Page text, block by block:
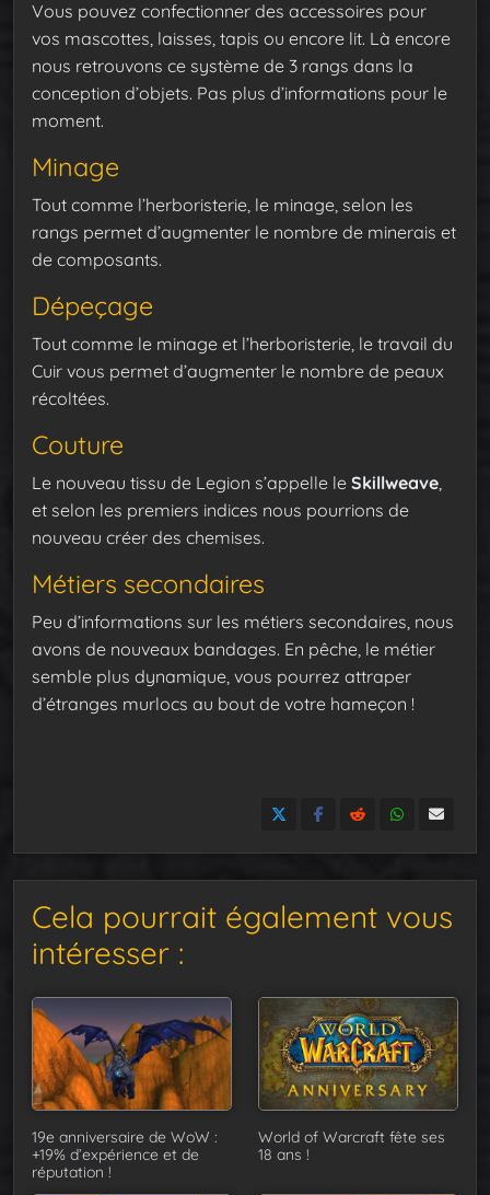
Vous pouvez confectionner des accessoires pour
vos mascottes, laisses, tapis ou encore lit. Là encore
nous retrouvons ce système de 3 rangs dans la
conception d’objets. Pas plus d’informations pour le
moment.
Minage
Tout comme l’herboristerie, le minage, selon les
rangs permet d’augmenter le nombre de minerais et
de composants.
Dépeçage
Tout comme le minage et l’herboristerie, le travail du
Cuir vous permet d’augmenter le nombre de peaux
récoltées.
Couture
Le nouveau tissu de Legion s’appelle le Skillweave,
et selon les premiers indices nous pourrions de
nouveau créer des chemises.
Métiers secondaires
Peu d’informations sur les métiers secondaires, nous
avons de nouveaux bandages. En pêche, le métier
semble plus dynamique, vous pourrez attraper
d’étranges murlocs au bout de votre hameçon !
Cela pourrait également vous
intéresser :
19e anniversaire de WoW :
+19% d’expérience et de
réputation !
World of Warcraft fête ses
18 ans !